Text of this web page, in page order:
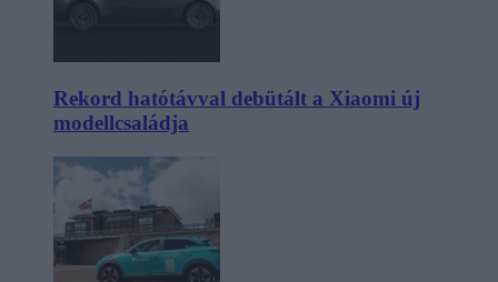
Rekord hatótávval debütált a Xiaomi új
modellcsaládja